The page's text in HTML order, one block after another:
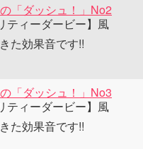
「ダッシュ！」No2
ティーダービー】風
た効果音です!!
「ダッシュ！」No3
ティーダービー】風
た効果音です!!